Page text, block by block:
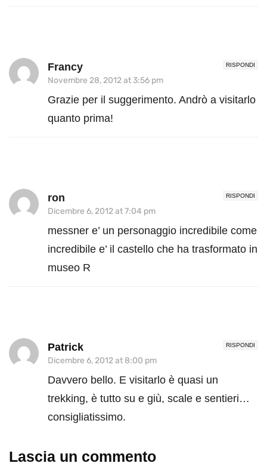
RISPONDI
Francy
Novembre 28, 2012 at 3:56 pm
Grazie per il suggerimento. Andrò a visitarlo
quanto prima!
RISPONDI
ron
Dicembre 6, 2012 at 7:04 pm
messner e’ un personaggio incredibile come
incredibile e’ il castello che ha trasformato in
museo R
RISPONDI
Patrick
Dicembre 6, 2012 at 8:00 pm
Davvero bello. E visitarlo è quasi un
trekking, è tutto su e giù, scale e sentieri…
consigliatissimo.
Lascia un commento